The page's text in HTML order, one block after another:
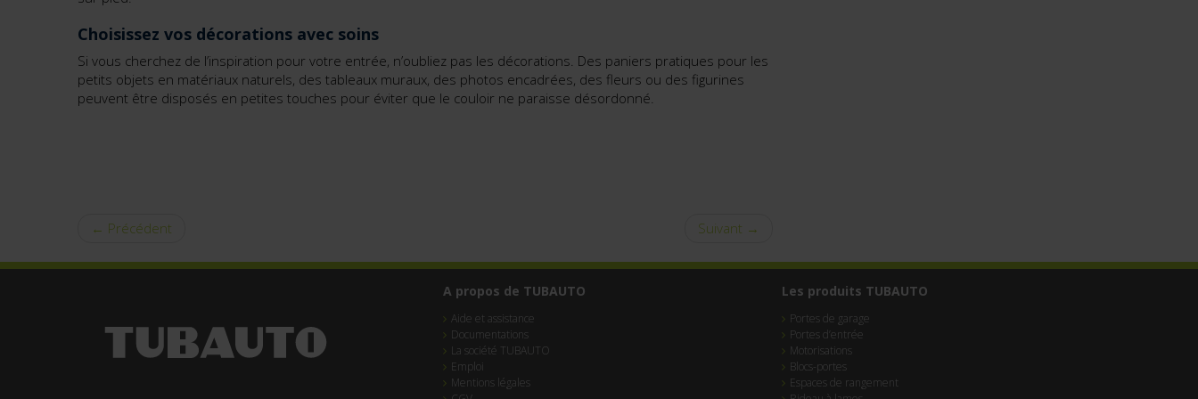
Choisissez vos décorations avec soins
Si vous cherchez de l’inspiration pour votre entrée, n’oubliez pas les décorations. Des paniers pratiques pour les
petits objets en matériaux naturels, des tableaux muraux, des photos encadrées, des fleurs ou des figurines
peuvent être disposés en petites touches pour éviter que le couloir ne paraisse désordonné.
← Précédent Suivant →
A propos de TUBAUTO
Aide et assistance
Documentations
La société TUBAUTO
Emploi
Mentions légales
Les produits TUBAUTO
Portes de garage
Portes d’entrée
Motorisations
Blocs-portes
Espaces de rangement